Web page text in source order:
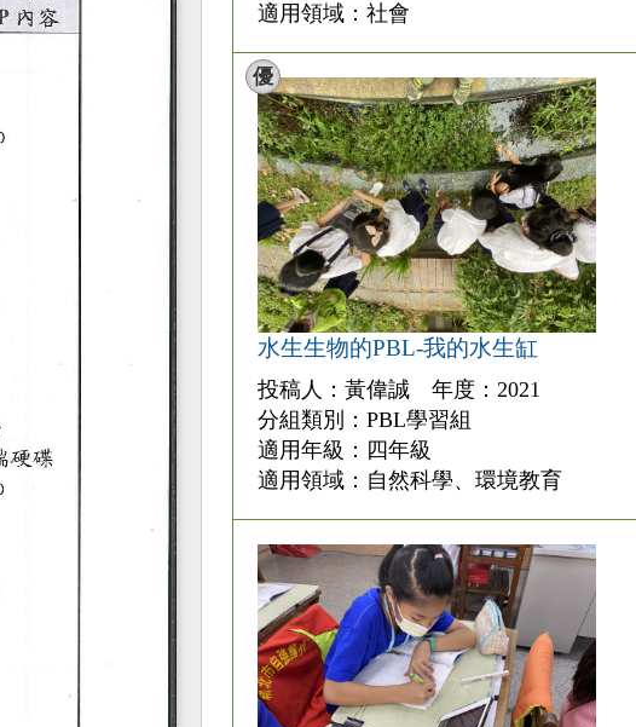
適用領域：社會
水生生物的PBL-我的水生缸
優
投稿人：黃偉誠 年度：2021
分組類別：PBL學習組
適用年級：四年級
適用領域：自然科學、環境教育